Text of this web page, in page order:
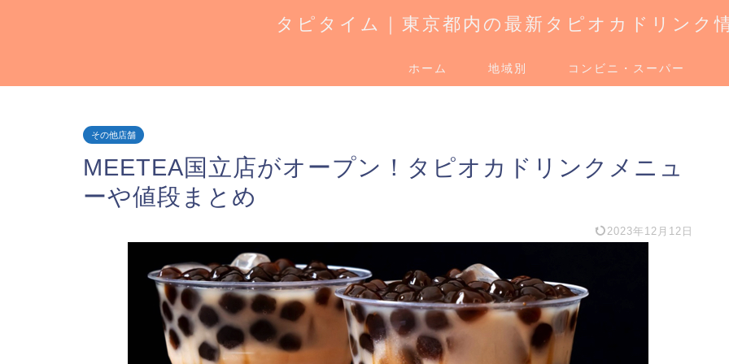
タピタイム｜東京都内の最新タピオカドリンク
ホーム 地域別 コンビニ・スーパー
その他店舗
MEETEA国立店がオープン！タピオカドリンクメニュ
ーや値段まとめ
2023年12月12日